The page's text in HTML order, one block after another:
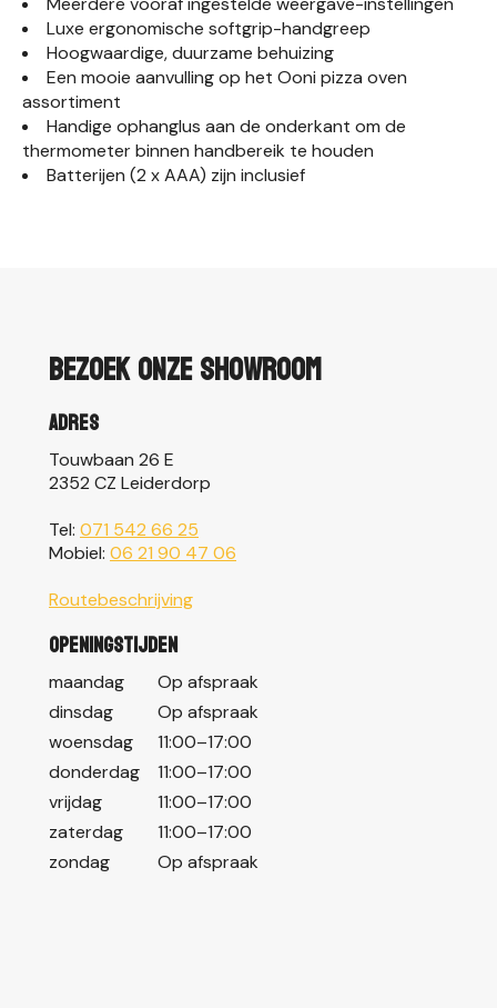
Luxe ergonomische softgrip-handgreep
Hoogwaardige, duurzame behuizing
Een mooie aanvulling op het Ooni pizza oven
assortiment
Handige ophanglus aan de onderkant om de
thermometer binnen handbereik te houden
Batterijen (2 x AAA) zijn inclusief
Bezoek onze showroom
Adres
Touwbaan 26 E
2352 CZ Leiderdorp
Tel: 071 542 66 25
Mobiel: 06 21 90 47 06
Routebeschrijving
Openingstijden
maandag
Op afspraak
dinsdag
Op afspraak
woensdag
11:00–17:00
donderdag
11:00–17:00
vrijdag
11:00–17:00
zaterdag
11:00–17:00
zondag
Op afspraak